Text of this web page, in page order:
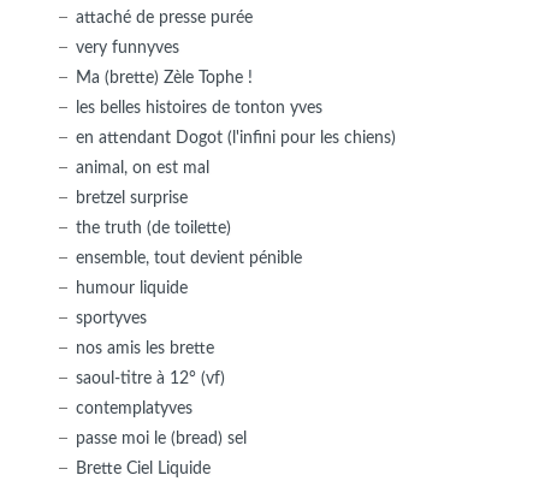
attaché de presse purée
very funnyves
Ma (brette) Zèle Tophe !
les belles histoires de tonton yves
en attendant Dogot (l'infini pour les chiens)
animal, on est mal
bretzel surprise
the truth (de toilette)
ensemble, tout devient pénible
humour liquide
sportyves
nos amis les brette
saoul-titre à 12° (vf)
contemplatyves
passe moi le (bread) sel
Brette Ciel Liquide